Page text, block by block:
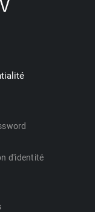
d'identité